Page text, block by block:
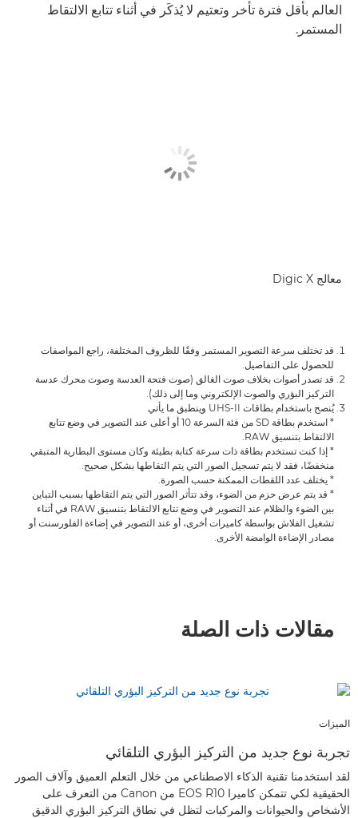
العالم بأقل فترة تأخر وتعتيم لا يُذكَر في أثناء تتابع الالتقاط
المستمر.
معالج Digic X
قد تختلف سرعة التصوير المستمر وفقًا للظروف المختلفة، راجع المواصفات
للحصول على التفاصيل.
قد تصدر أصوات بخلاف صوت الغالق (صوت فتحة العدسة وصوت محرك عدسة
التركيز البؤري والصوت الإلكتروني وما إلى ذلك).
يُنصح باستخدام بطاقات UHS-II وينطبق ما يأتي
* استخدم بطاقة SD من فئة السرعة 10 أو أعلى عند التصوير في وضع تتابع
الالتقاط بتنسيق RAW.
* إذا كنت تستخدم بطاقة ذات سرعة كتابة بطيئة وكان مستوى البطارية المتبقي
منخفضًا، فقد لا يتم تسجيل الصور التي يتم التقاطها بشكل صحيح.
* يختلف عدد اللقطات الممكنة حسب الصورة.
* قد يتم عرض حزم من الضوء، وقد تتأثر الصور التي يتم التقاطها بسبب التباين
بين الضوء والظلام عند التصوير في وضع تتابع الالتقاط بتنسيق RAW في أثناء
تشغيل الفلاش بواسطة كاميرات أخرى، أو عند التصوير في إضاءة الفلورسنت أو
مصادر الإضاءة الوامضة الأخرى.
مقالات ذات الصلة
الميزات
تجربة نوع جديد من التركيز البؤري التلقائي
لقد استخدمنا تقنية الذكاء الاصطناعي من خلال التعلم العميق وآلاف الصور
الحقيقية لكي تتمكن كاميرا EOS R10 من Canon من التعرف على
الأشخاص والحيوانات والمركبات لتظل في نطاق التركيز البؤري الدقيق